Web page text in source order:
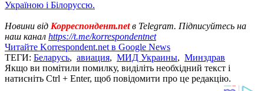
Україною і Білоруссю.
Новини від Корреспондент.netв Telegram. Підписуйтесь на
наш канал https://t.me/korrespondentnet
Читайте Korrespondent.net в Google News
ТЕГИ: Беларусь, авиация, МИД Украины, Минздрав
Якщо ви помітили помилку, виділіть необхідний текст і
натисніть Ctrl + Enter, щоб повідомити про це редакцію.